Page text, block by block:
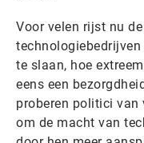
Voor velen rijst nu
te slaan, hoe
eens een
proberen politici van
om de macht van